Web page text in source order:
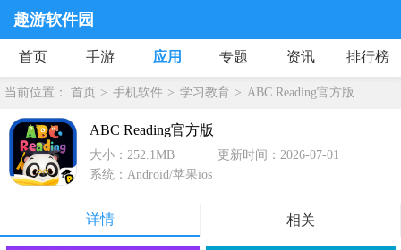
趣游软件园
首页 手游 应用 专题 资讯 排行榜
当前位置： 首页 手机软件 学习教育 ABC Reading官方版
ABC Reading官方版
大小：252.1MB
更新时间：2026-07-01
系统：Android/苹果ios
详情 相关